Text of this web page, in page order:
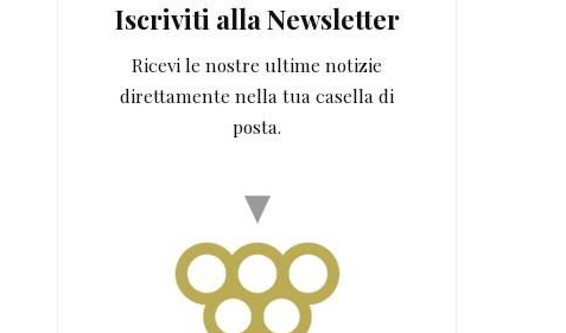
Iscriviti alla Newsletter
Ricevi le nostre ultime notizie
direttamente nella tua casella di
posta.